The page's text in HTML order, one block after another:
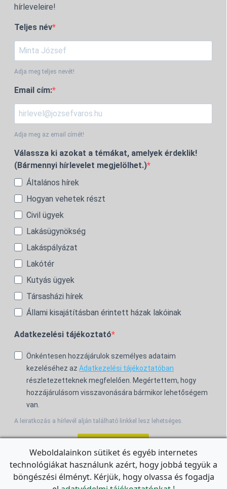
hírleveleire!
Teljes név
Adja meg teljes nevét!
Email cím:
Adja meg az email címét!
Válassza ki azokat a témákat, amelyek érdeklik!
(Bármennyi hírlevelet megjelölhet.)
Általános hírek
Hogyan vehetek részt
Civil ügyek
Lakásügynökség
Lakáspályázat
Lakótér
Kutyás ügyek
Társasházi hírek
Állami kisajátításban érintett házak lakóinak
Adatkezelési tájékoztató
Önkéntesen hozzájárulok személyes adataim
kezeléséhez az Adatkezelési tájékoztatóban
részletezetteknek megfelelően. Megértettem, hogy
hozzájárulásom visszavonására bármikor lehetőségem
van.
A leiratkozás a hírlevél alján található linkkel lesz lehetséges.
For the English Newsletter, clickHERE.
Weboldalainkon sütiket és egyéb internetes
technológiákat használunk azért, hogy jobbá tegyük a
böngészési élményt. Kérjük, hogy olvassa és fogadja